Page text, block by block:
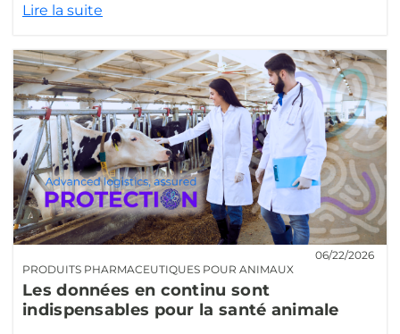
Lire la suite
PRODUITS PHARMACEUTIQUES POUR ANIMAUX
06/22/2026
Les données en continu sont
indispensables pour la santé animale